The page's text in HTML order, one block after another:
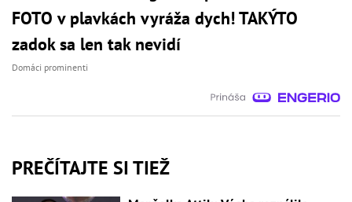
FOTO v plavkách vyráža dych! TAKÝTO
zadok sa len tak nevidí
Domáci prominenti
PREČÍTAJTE SI TIEŽ